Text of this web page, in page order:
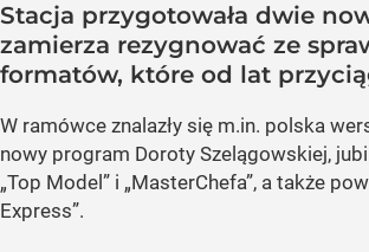
Stacja przygotowała dwie
zamierza rezygnować ze
formatów, które od lat
W ramówce znalazły się m.in. polska
nowy program Doroty Szelągowskiej,
„Top Model” i „MasterChefa”, a także
Express”.